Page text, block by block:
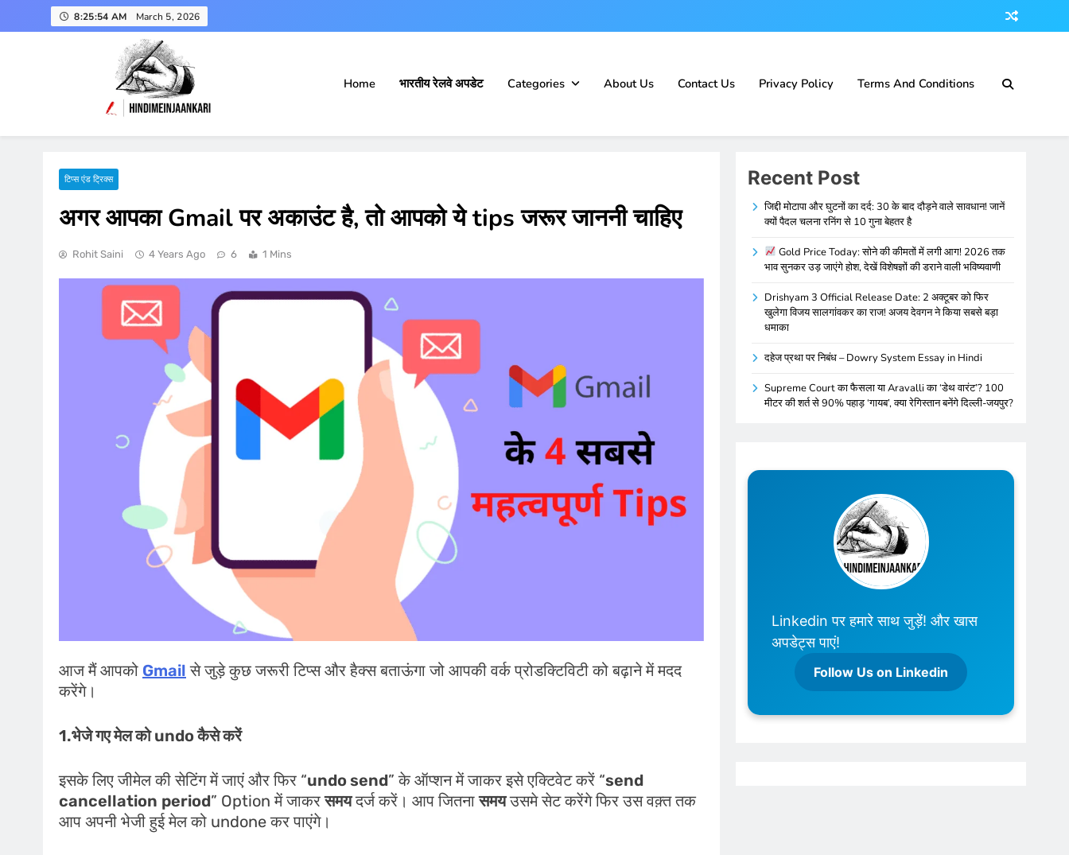
to
8:25:55 AM March 5, 2026
Home भारतीय रेलवे अपडेट Categories About Us Contact Us Privacy Policy Terms And Conditions
टिप्स एंड ट्रिक्स
अगर आपका Gmail पर अकाउंट है, तो आपको ये tips जरूर जाननी चाहिए
Rohit Saini 4 Years Ago 6 1 Mins
आज मैं आपको Gmail से जुड़े कुछ जरूरी टिप्स और हैक्स बताऊंगा जो आपकी वर्क प्रोडक्टिविटी को बढ़ाने में मदद
करेंगे।
1.भेजे गए मेल को undo कैसे करें
इसके लिए जीमेल की सेटिंग में जाएं और फिर “undo send” के ऑप्शन में जाकर इसे एक्टिवेट करें “send
cancellation period” Option में जाकरसमयदर्ज करें। आप जितनासमयउसमे सेट करेंगे फिर उस वक़्त तक
आप अपनी भेजी हुई मेल को undone कर पाएंगे।
Recent Post
जिद्दी मोटापा और घुटनों का दर्द: 30 के बाद दौड़ने वाले सावधान! जानें
क्यों पैदल चलना रनिंग से 10 गुना बेहतर है
Gold Price Today: सोने की कीमतों में लगी आग! 2026 तक
भाव सुनकर उड़ जाएंगे होश, देखें विशेषज्ञों की डराने वाली भविष्यवाणी
Drishyam 3 Official Release Date: 2 अक्टूबर को फिर
खुलेगा विजय सालगांवकर का राज! अजय देवगन ने किया सबसे बड़ा
धमाका
दहेज प्रथा पर निबंध – Dowry System Essay in Hindi
Supreme Court का फैसला या Aravalli का ‘डेथ वारंट’? 100
मीटर की शर्त से 90% पहाड़ ‘गायब’, क्या रेगिस्तान बनेंगे दिल्ली-जयपुर?
Linkedin पर हमारे साथ जुड़ें! और खास
अपडेट्स पाएं!
Follow Us on Linkedin